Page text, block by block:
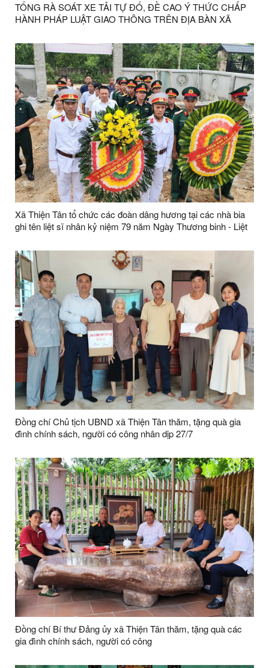
TỔNG RÀ SOÁT XE TẢI TỰ ĐỔ, ĐỀ CAO Ý THỨC CHẤP
HÀNH PHÁP LUẬT GIAO THÔNG TRÊN ĐỊA BÀN XÃ
Xã Thiện Tân tổ chức các đoàn dâng hương tại các nhà bia
ghi tên liệt sĩ nhân kỷ niệm 79 năm Ngày Thương binh - Liệt
Đồng chí Chủ tịch UBND xã Thiện Tân thăm, tặng quà gia
đình chính sách, người có công nhân dịp 27/7
Đồng chí Bí thư Đảng ủy xã Thiện Tân thăm, tặng quà các
gia đình chính sách, người có công